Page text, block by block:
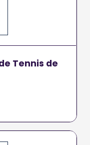
Tennis de